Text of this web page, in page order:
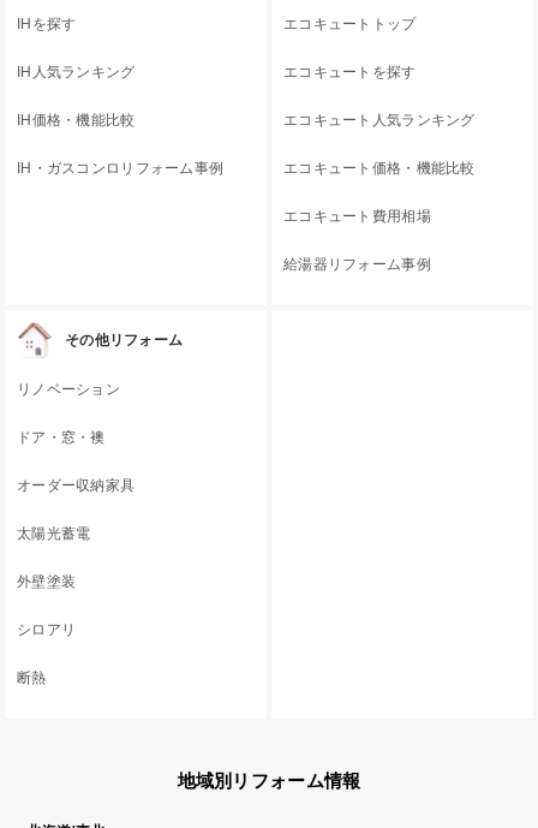
IHを探す
IH人気ランキング
IH価格・機能比較
IH・ガスコンロリフォーム事例
エコキュートトップ
エコキュートを探す
エコキュート人気ランキング
エコキュート価格・機能比較
エコキュート費用相場
給湯器リフォーム事例
その他リフォーム
リノベーション
ドア・窓・襖
オーダー収納家具
太陽光蓄電
外壁塗装
シロアリ
断熱
地域別リフォーム情報